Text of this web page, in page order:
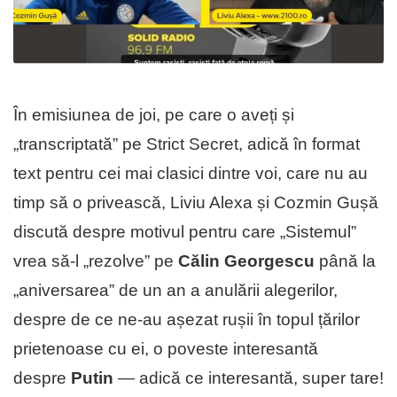
În emisiunea de joi, pe care o aveți și
„transcriptată” pe Strict Secret, adică în format
text pentru cei mai clasici dintre voi, care nu au
timp să o privească, Liviu Alexa și Cozmin Gușă
discută despre motivul pentru care „Sistemul”
vrea să-l „rezolve” pe Călin Georgescu până la
„aniversarea” de un an a anulării alegerilor,
despre de ce ne-au așezat rușii în topul țărilor
prietenoase cu ei, o poveste interesantă
despre Putin — adică ce interesantă, super tare!